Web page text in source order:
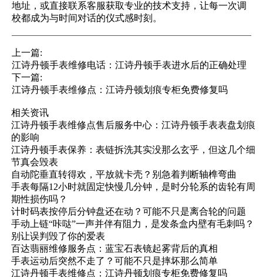
地址，或直接联系客服获取专业的技术支持，让每一次调
校都成为与时间对话的仪式感时刻。
上一篇:
江诗丹顿手表维修电话：江诗丹顿手表进水后的正确处理
下一篇:
江诗丹顿手表维修点：江诗丹顿划痕专柜免费修复吗
相关资讯
江诗丹顿手表维修点售后服务中心：江诗丹顿手表表盘划痕
的影响
江诗丹顿手表保养：表链拆洗其实没那么玄乎，但这几个细
节真会毁表
自动陀垂直转得欢，平放就卡壳？别急着判断轴榫弯曲
手表每隔12小时就固定快慢几分钟，是时分轮系的齿轮有周
期性损伤吗？
计时码表按停后分钟盘还在动？可能不只是离合轮的问题
手动上链“咔哒”一声并伴有阻力，是发条盒内壁有毛刺吗？
别让误判毁了你的爱表
百达翡丽维修服务点：蓝宝石表镜起雾背后的真相
手表运动后突然不走了？可能不只是摔坏那么简单
江诗丹顿手表维修点：江诗丹顿划痕专柜免费修复吗